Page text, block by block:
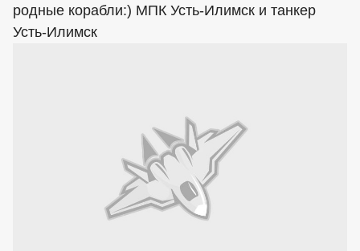
родные корабли:) МПК Усть-Илимск и танкер
Усть-Илимск